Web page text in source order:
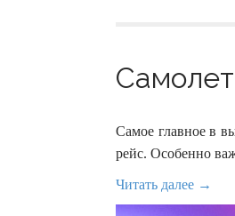
Самое главное в
рейс. Особенно
Читать далее →